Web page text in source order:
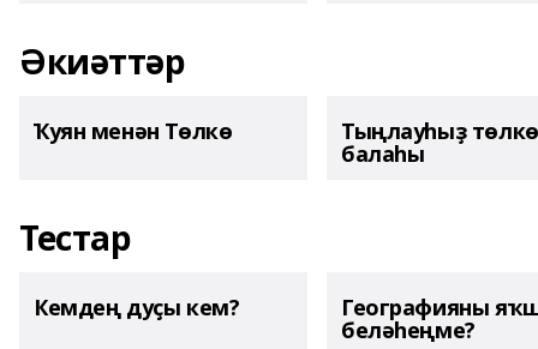
Әкиәттәр
Ҡуян менән Төлкө Тыңлауһыҙ төлкө
балаһы
Тестар
Кемдең дуҫы кем? Географияны
беләһеңме?